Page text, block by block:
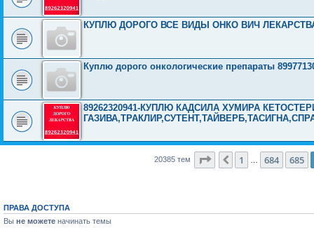
КУПЛЮ ДОРОГО ВСЕ ВИДЫ ОНКО ВИЧ ЛЕКАРСТВА
Куплю дорого онкологические препараты
89262320941-КУПЛЮ КАДСИЛА ХУМИРА
20385 тем Страница 686из 816
Пред.
1 684 685
ПРАВА ДОСТУПА
Вы не можете начинать темы